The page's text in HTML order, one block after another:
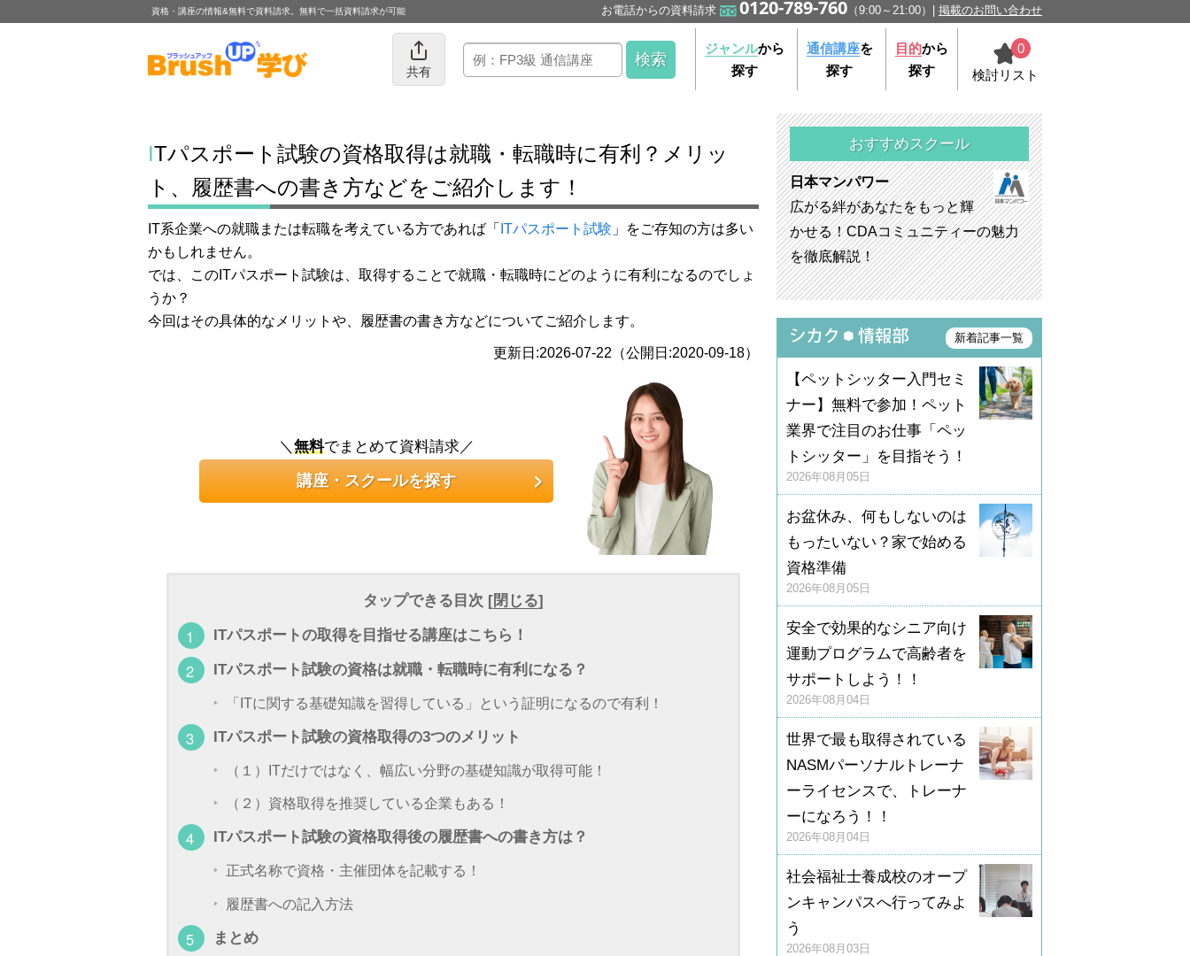
資格・講座の情報&無料で資料請求。無料で一括資料請求が可能 お電話からの資料請求 0120-789-760 （9:00～21:00） 掲載のお問い合わせ
共有
ジャンルから
探す
通信講座を
探す
目的から
探す
0
検討リスト
ITパスポート試験の資格取得は就職・転職時に有利？メリッ
ト、履歴書への書き方などをご紹介します！
IT系企業への就職または転職を考えている方であれば「 ITパスポート試験 」をご存知の方は多い
かもしれません。
では、このITパスポート試験は、取得することで就職・転職時にどのように有利になるのでしょ
うか？
今回はその具体的なメリットや、履歴書の書き方などについてご紹介します。
更新日:2026-07-22（公開日:2020-09-18）
＼ 無料でまとめて資料請求／
講座・スクールを探す
タップできる目次 [閉じる]
ITパスポートの取得を目指せる講座はこちら！
ITパスポート試験の資格は就職・転職時に有利になる？
「ITに関する基礎知識を習得している」という証明になるので有利！
ITパスポート試験の資格取得の3つのメリット
（１）ITだけではなく、幅広い分野の基礎知識が取得可能！
（２）資格取得を推奨している企業もある！
ITパスポート試験の資格取得後の履歴書への書き方は？
正式名称で資格・主催団体を記載する！
履歴書への記入方法
まとめ
おすすめスクール
日本マンパワー
広がる絆があなたをもっと輝
かせる！CDAコミュニティーの魅力
を徹底解説！
新着記事一覧
【ペットシッター入門セミ
ナー】無料で参加！ペット
業界で注目のお仕事「ペッ
トシッター」を目指そう！
2026年08月05日
お盆休み、何もしないのは
もったいない？家で始める
資格準備
2026年08月05日
安全で効果的なシニア向け
運動プログラムで高齢者を
サポートしよう！！
2026年08月04日
世界で最も取得されている
NASMパーソナルトレーナ
ーライセンスで、トレーナ
ーになろう！！
2026年08月04日
社会福祉士養成校のオープ
ンキャンパスへ行ってみよ
う
2026年08月03日